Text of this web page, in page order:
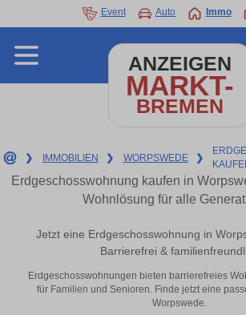
Event Auto Immo
ANZEIGEN
MARKT-
BREMEN
❯ IMMOBILIEN ❯ WORPSWEDE ❯
Erdgeschosswohnung kaufen in
Wohnlösung für alle
Jetzt eine Erdgeschosswohnung in
Barrierefrei &
Erdgeschosswohnungen bieten barrierefreies
für Familien und Senioren. Finde jetzt eine
Worpswede.